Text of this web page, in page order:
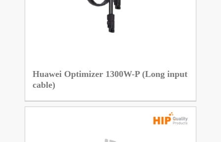
Huawei Optimizer 1300W-P (Long input
cable)